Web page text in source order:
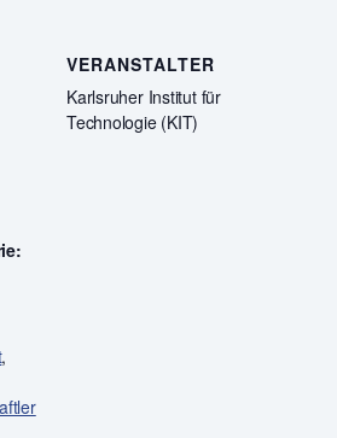
,
VERANSTALTER
Karlsruher Institut für
Technologie (KIT)